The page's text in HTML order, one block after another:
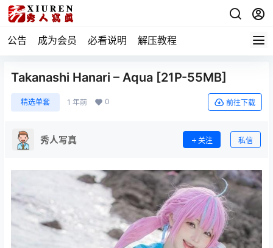
公告 成为会员 必看说明 解压教程
Takanashi Hanari – Aqua [21P-55MB]
精选单套 1 年前 0 前往下载
秀人写真 关注 私信